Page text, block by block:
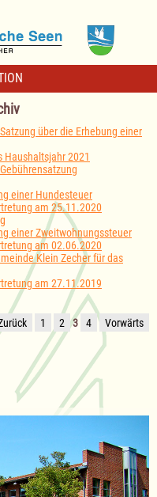
über die Erhebung einer
Haushaltsjahr 2021
einer Hundesteuer
am 25.11.2020
einer Zweitwohnungssteuer
am 02.06.2020
Klein Zecher für das
am 27.11.2019
1 2 3 4 Vorwärts